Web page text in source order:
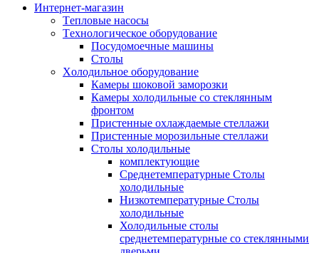
Интернет-магазин
Tепловые насосы
Tехнологическое оборудование
Посудомоечные машины
Столы
Xолодильное оборудование
Камеры шоковой заморозки
Камеры холодильные со стеклянным
фронтом
Пристенные охлаждаемые стеллажи
Пристенные морозильные стеллажи
Столы холодильные
комплектующие
Среднетемпературные Столы
холодильные
Низкотемпературные Столы
холодильные
Холодильные столы
среднетемпературные со стеклянными